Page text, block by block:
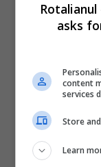
asks
content
services
Store
Learn